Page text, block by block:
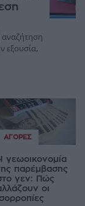
εξουσία,
ΑΓΟΡΈΣ
γεωοικονομία
παρέμβασης
γεν: Πώς
οι